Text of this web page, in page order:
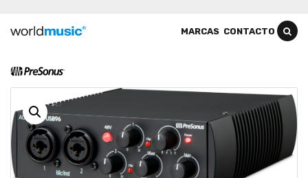
MARCAS CONTACTO